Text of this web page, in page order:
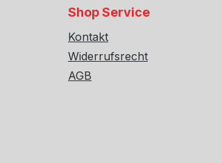
Shop Service
Kontakt
Widerrufsrecht
AGB